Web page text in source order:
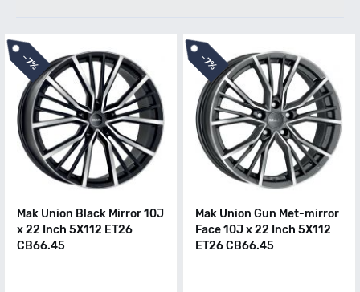
-
7%
Mak Union Black Mirror 10J
x 22 Inch 5X112 ET26
CB66.45
-
7%
Mak Union Gun Met-mirror
Face 10J x 22 Inch 5X112
ET26 CB66.45